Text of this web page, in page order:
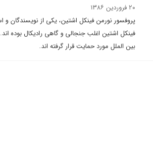
۲۰ فروردین ۱۳۸۶
پروفسور نورمن فینکل اشتین، یکی از نویسندگان
فینکل اشتین اغلب جنجالی و گاهی رادیکال بوده
بین الملل مورد حمایت قرار گرفته اند.